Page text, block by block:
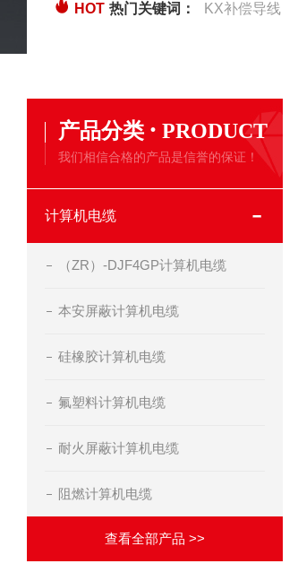
HOT 热门关键词： KX补偿导线
产品分类 · PRODUCT
我们相信合格的产品是信誉的保证！
计算机电缆
（ZR）-DJF4GP计算机电缆
本安屏蔽计算机电缆
硅橡胶计算机电缆
氟塑料计算机电缆
耐火屏蔽计算机电缆
阻燃计算机电缆
查看全部产品 >>